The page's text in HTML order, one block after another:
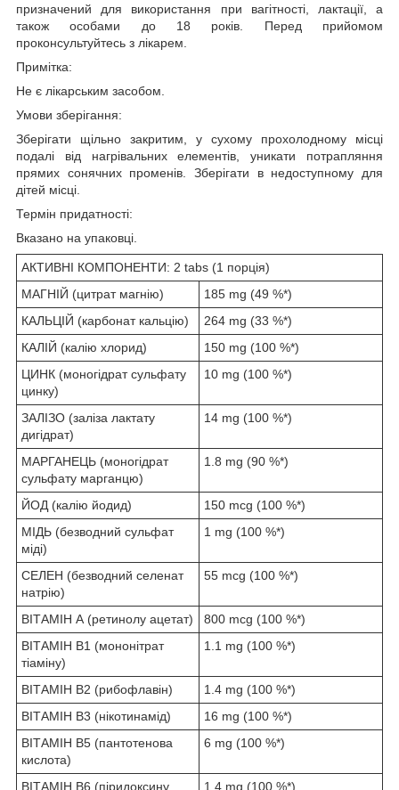
призначений для використання при вагітності, лактації, а
також особами до 18 років. Перед прийомом
проконсультуйтесь з лікарем.
Примітка:
Не є лікарським засобом.
Умови зберігання:
Зберігати щільно закритим, у сухому прохолодному місці
подалі від нагрівальних елементів, уникати потрапляння
прямих сонячних променів. Зберігати в недоступному для
дітей місці.
Термін придатності:
Вказано на упаковці.
АКТИВНІ КОМПОНЕНТИ: 2 tabs (1 порція)
МАГНІЙ (цитрат магнію)
185 mg (49 %*)
КАЛЬЦІЙ (карбонат кальцію)
264 mg (33 %*)
КАЛІЙ (калію хлорид)
150 mg (100 %*)
ЦИНК (моногідрат сульфату
цинку)
10 mg (100 %*)
ЗАЛІЗО (заліза лактату
дигідрат)
14 mg (100 %*)
МАРГАНЕЦЬ (моногідрат
сульфату марганцю)
1.8 mg (90 %*)
ЙОД (калію йодид)
150 mcg (100 %*)
МІДЬ (безводний сульфат
міді)
1 mg (100 %*)
СЕЛЕН (безводний селенат
натрію)
55 mcg (100 %*)
ВІТАМІН А (ретинолу ацетат)
800 mcg (100 %*)
ВІТАМІН B1 (мононітрат
тіаміну)
1.1 mg (100 %*)
ВІТАМІН B2 (рибофлавін)
1.4 mg (100 %*)
ВІТАМІН B3 (нікотинамід)
16 mg (100 %*)
ВІТАМІН B5 (пантотенова
кислота)
6 mg (100 %*)
ВІТАМІН B6 (піридоксину 1.4 mg (100 %*)